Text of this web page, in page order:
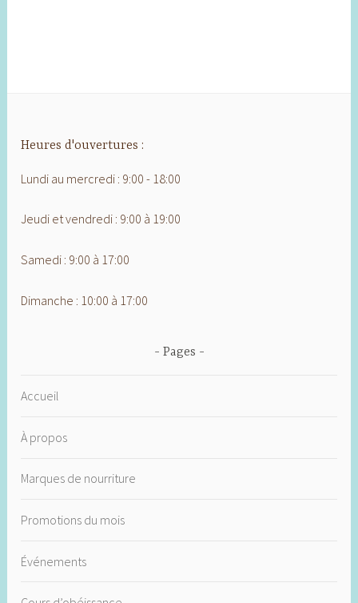
Heures d'ouvertures :
Lundi au mercredi : 9:00 - 18:00
Jeudi et vendredi : 9:00 à 19:00
Samedi : 9:00 à 17:00
Dimanche : 10:00 à 17:00
Pages
Accueil
À propos
Marques de nourriture
Promotions du mois
Événements